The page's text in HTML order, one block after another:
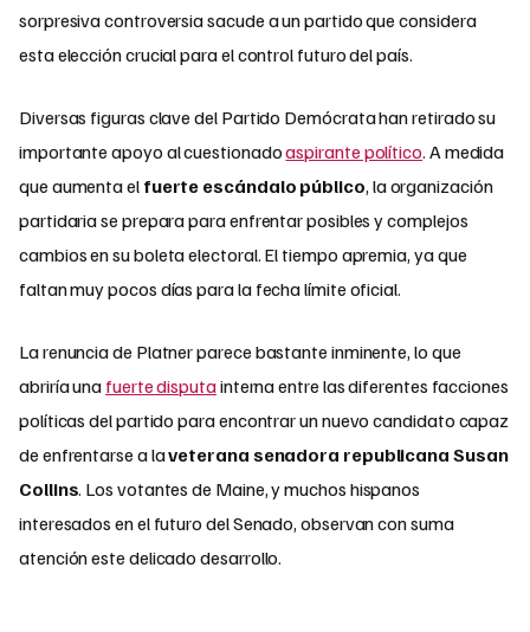
sorpresiva controversia sacude a un partido que considera
esta elección crucial para el control futuro del país.
Diversas figuras clave del Partido Demócrata han retirado su
importante apoyo al cuestionadoaspirante político. A medida
que aumenta el fuerte escándalo público, la organización
partidaria se prepara para enfrentar posibles y complejos
cambios en su boleta electoral. El tiempo apremia, ya que
faltan muy pocos días para la fecha límite oficial.
La renuncia de Platner parece bastante inminente, lo que
abriría una fuerte disputainterna entre las diferentes facciones
políticas del partido para encontrar un nuevo candidato capaz
de enfrentarse a laveterana senadora republicana Susan
Collins. Los votantes de Maine, y muchos hispanos
interesados en el futuro del Senado, observan con suma
atención este delicado desarrollo.